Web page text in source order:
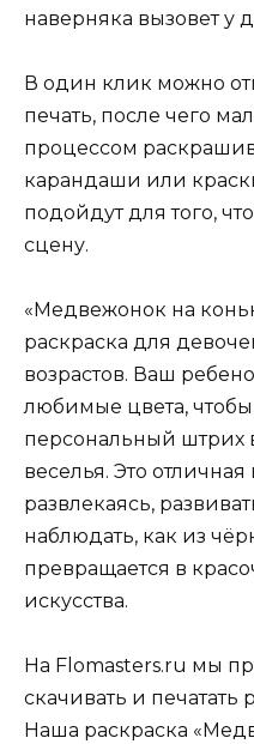
наверняка вызовет у
В один клик можно
печать, после чего
процессом
карандаши или
подойдут для того,
сцену.
«Медвежонок на
раскраска для
возрастов. Ваш
любимые цвета,
персональный штрих
веселья. Это
развлекаясь,
наблюдать, как из
превращается в
искусства.
На Flomasters.ru мы
скачивать и печатать
Наша раскраска